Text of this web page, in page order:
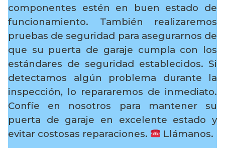
componentes estén en buen estado de
funcionamiento. También realizaremos
pruebas de seguridad para asegurarnos de
que su puerta de garaje cumpla con los
estándares de seguridad establecidos. Si
detectamos algún problema durante la
inspección, lo repararemos de inmediato.
Confíe en nosotros para mantener su
puerta de garaje en excelente estado y
evitar costosas reparaciones.
Llámanos.